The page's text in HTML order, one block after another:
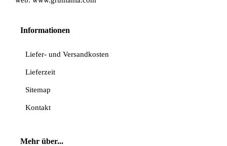
Informationen
Liefer- und Versandkosten
Lieferzeit
Sitemap
Kontakt
Mehr über...